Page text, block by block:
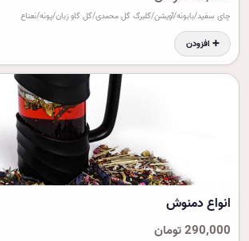
چای سفید/بابونه/آویشن/گلبرگ گل محمدی/گل گاو زبان/پونه/نعناع
➕ افزودن
انواع دمنوش
290,000 تومان